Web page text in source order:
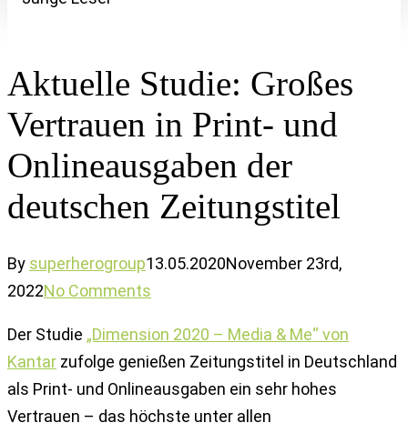
Aktuelle Studie: Großes
Vertrauen in Print- und
Onlineausgaben der
deutschen Zeitungstitel
By superherogroup13.05.2020November 23rd,
2022No Comments
Der Studie „Dimension 2020 – Media & Me“ von
Kantar zufolge genießen Zeitungstitel in Deutschland
als Print- und Onlineausgaben ein sehr hohes
Vertrauen – das höchste unter allen